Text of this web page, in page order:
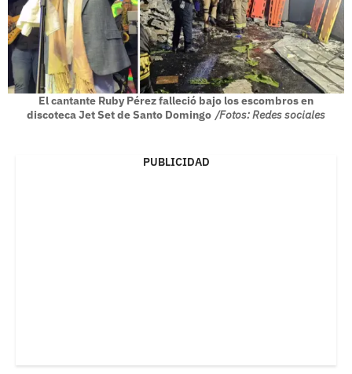
El cantante Ruby Pérez falleció bajo los escombros en
discoteca Jet Set de Santo Domingo /Fotos: Redes sociales
PUBLICIDAD